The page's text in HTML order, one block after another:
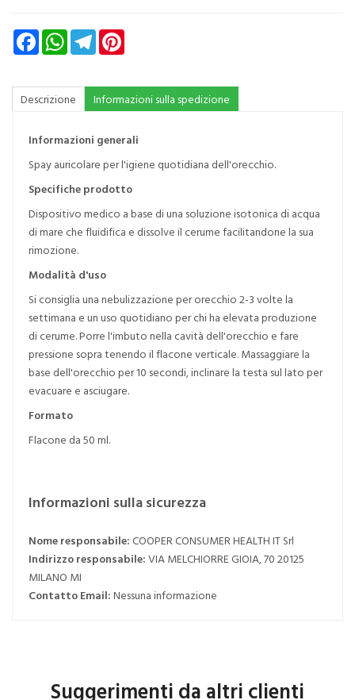
FacebookWhatsAppTelegram
Descrizione Informazioni sulla spedizione
Informazioni generali
Spay auricolare per l'igiene quotidiana dell'orecchio.
Specifiche prodotto
Dispositivo medico a base di una soluzione isotonica di acqua
di mare che fluidifica e dissolve il cerume facilitandone la sua
rimozione.
Modalità d'uso
Si consiglia una nebulizzazione per orecchio 2-3 volte la
settimana e un uso quotidiano per chi ha elevata produzione
di cerume. Porre l'imbuto nella cavità dell'orecchio e fare
pressione sopra tenendo il flacone verticale. Massaggiare la
base dell'orecchio per 10 secondi, inclinare la testa sul lato per
evacuare e asciugare.
Formato
Flacone da 50 ml.
Informazioni sulla sicurezza
Nome responsabile:COOPER CONSUMER HEALTH IT Srl
Indirizzo responsabile:VIA MELCHIORRE GIOIA, 70 20125
MILANO MI
Contatto Email:Nessuna informazione
Suggerimenti da altri clienti